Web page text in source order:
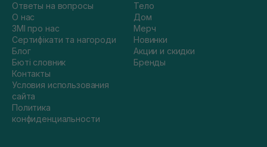
Ответы на вопросы
О нас
ЗМІ про нас
Сертифікати та нагороди
Блог
Бюті словник
Контакты
Условия использования
сайта
Политика
конфиденциальности
Тело
Дом
Мерч
Новинки
Акции и скидки
Бренды